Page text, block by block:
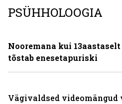
PSÜHHOLOOGIA
Nooremana kui
tõstab enesetapuriski
Vägivaldsed